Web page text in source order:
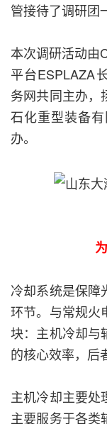
管接待了调研团
本次调研活动由
平台ESPLAZA
务网共同主办，
石化重型装备
办。
冷却系统是保障
环节。与常规火
块：主机冷却与
的核心效率，后
主机冷却主要处
主要服务于各类